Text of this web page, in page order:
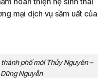
mại dịch vụ sầm uất của
phố mới Thủy Nguyên –
Nguyễn